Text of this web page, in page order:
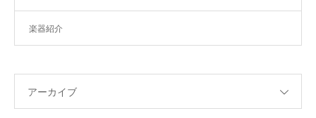
楽器紹介
アーカイブ